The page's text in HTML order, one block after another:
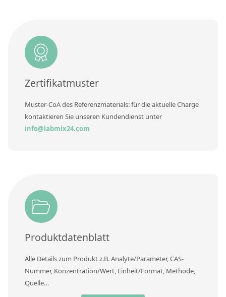
Zertifikatmuster
Muster-CoA des Referenzmaterials: für die aktuelle Charge
kontaktieren Sie unseren Kundendienst unter
info@labmix24.com
Produktdatenblatt
Alle Details zum Produkt z.B. Analyte/Parameter, CAS-
Nummer, Konzentration/Wert, Einheit/Format, Methode,
Quelle…